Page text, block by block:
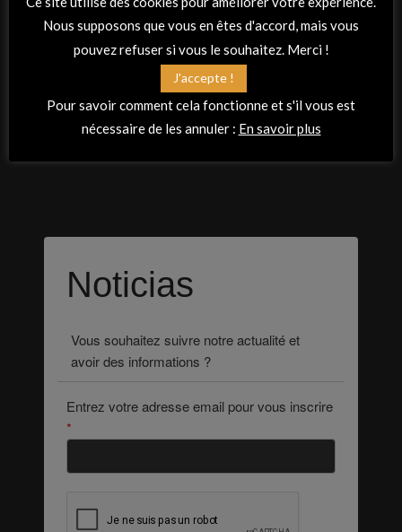
Crédits photos :
Conception et réalisation :
Virginie MARCHAND PASCON/Laura MOLINA
Sandrine ALLANO
Noticias
Vous souhaitez suivre notre actualité et
avoir des informations ?
Entrez votre adresse email pour vous inscrire
*
Nous supposons que vous en êtes d'accord, mais vous
pouvez refuser si vous le souhaitez. Merci !
J'accepte !
Pour savoir comment cela fonctionne et s'il vous est
nécessaire de les annuler : En savoir plus